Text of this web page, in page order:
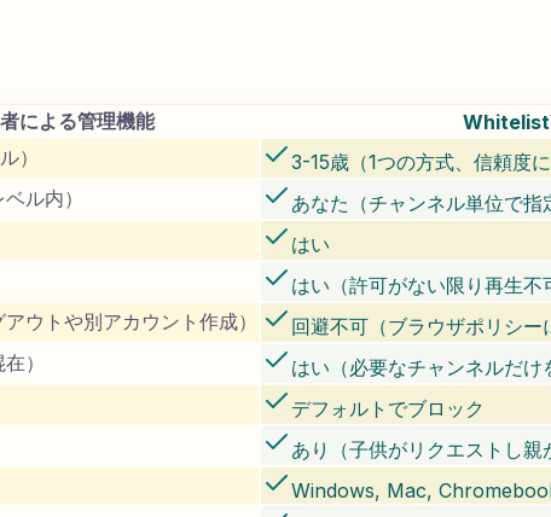
による管理機能
）
3-15歳（1つの方式、信頼度に
ル内）
あなた（チャンネル単位で指
はい
はい（許可がない限り再生不
ウトや別アカウント作成）
回避不可（ブラウザポリシー
）
はい（必要なチャンネルだけ
デフォルトでブロック
あり（子供がリクエストし親
Windows, Mac,